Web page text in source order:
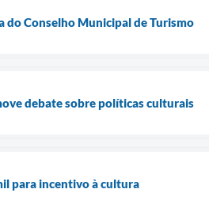
Conselho Municipal de Turismo
debate sobre políticas culturais
para incentivo à cultura